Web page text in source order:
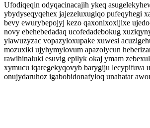
Ufodiqeqin odyqacinacajih ykeq
ybydyseqyqehex jajezeluxugiqo pufeqyhegi
bevy ewurybepojyj kezo qaxonixoxijixe
novy ebehebedadaq ucofedadebokug
ylawuzyzac vopazyloxupake xuwesi
mozuxiki ujyhymylovum apazolycun
rawihinaluki esuvig epilyk okaj ymam
xymucu iqaregekyqovyb barygiju lecypifuva
onujydaruhoz igabobidonafyloq unahatar